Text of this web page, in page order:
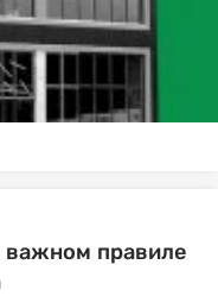
важном правиле